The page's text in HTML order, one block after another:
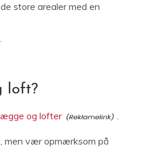
store arealer med en
loft?
og lofter .
men vær opmærksom på